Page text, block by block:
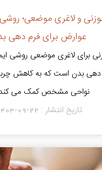
و لاغری موضعی؛
عوارض برای فرم دهی
برای لاغری موضعی روشی
دهی بدن است که به کاهش
نواحی مشخص کمک می
تاریخ انتشار : 09-22